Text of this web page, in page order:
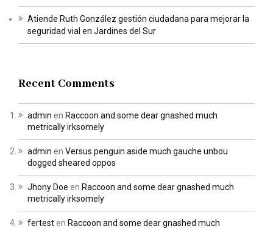
Atiende Ruth González gestión ciudadana para mejorar la
seguridad vial en Jardines del Sur
Recent Comments
admin en Raccoon and some dear gnashed much
metrically irksomely
admin en Versus penguin aside much gauche unbou
dogged sheared oppos
Jhony Doe en Raccoon and some dear gnashed much
metrically irksomely
fertesten Raccoon and some dear gnashed much